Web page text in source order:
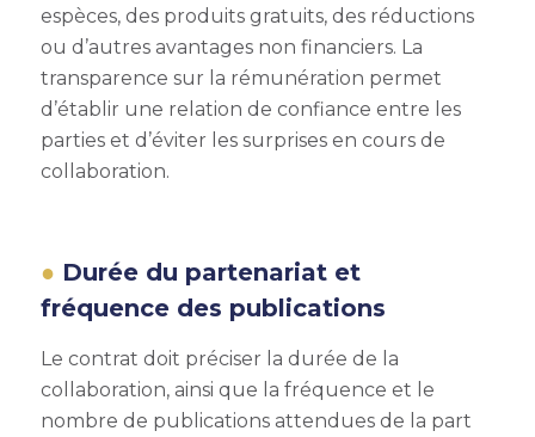
espèces, des produits gratuits, des réductions
ou d’autres avantages non financiers. La
transparence sur la rémunération permet
d’établir une relation de confiance entre les
parties et d’éviter les surprises en cours de
collaboration.
Durée du partenariat et
fréquence des publications
Le contrat doit préciser la durée de la
collaboration, ainsi que la fréquence et le
nombre de publications attendues de la part